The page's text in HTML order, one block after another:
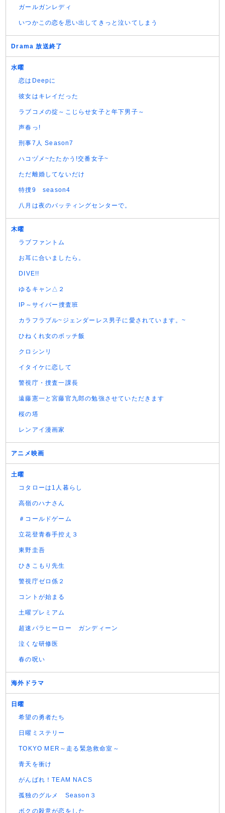
ガールガンレディ
いつかこの恋を思い出してきっと泣いてしまう
Drama 放送終了
水曜
恋はDeepに
彼女はキレイだった
ラブコメの掟～こじらせ女子と年下男子～
声春っ!
刑事7人 Season7
ハコヅメ~たたかう!交番女子~
ただ離婚してないだけ
特捜9 season4
八月は夜のバッティングセンターで。
木曜
ラブファントム
お耳に合いましたら。
DIVE!!
ゆるキャン△２
IP～サイバー捜査班
カラフラブル~ジェンダーレス男子に愛されています。~
ひねくれ女のボッチ飯
クロシンリ
イタイケに恋して
警視庁・捜査一課長
遠藤憲一と宮藤官九郎の勉強させていただきます
桜の塔
レンアイ漫画家
アニメ映画
土曜
コタローは1人暮らし
高嶺のハナさん
＃コールドゲーム
立花登青春手控え３
東野圭吾
ひきこもり先生
警視庁ゼロ係２
コントが始まる
土曜プレミアム
超速パラヒーロー ガンディーン
泣くな研修医
春の呪い
海外ドラマ
日曜
希望の勇者たち
日曜ミステリー
TOKYO MER～走る緊急救命室～
青天を衝け
がんばれ！TEAM NACS
孤独のグルメ Season３
ボクの殺意が恋をした